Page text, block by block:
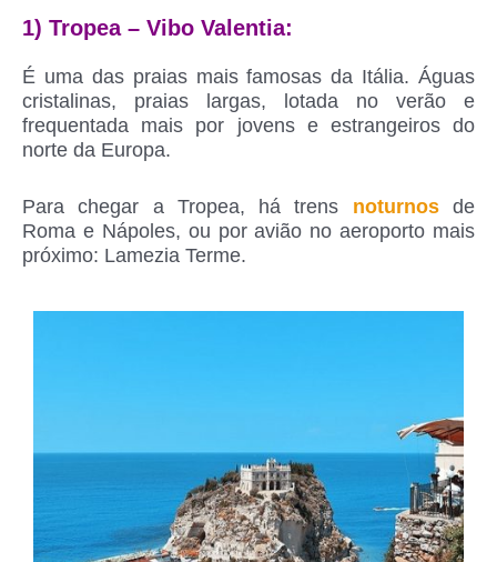
1) Tropea – Vibo Valentia:
É uma das praias mais famosas da Itália. Águas
cristalinas, praias largas, lotada no verão e
frequentada mais por jovens e estrangeiros do
norte da Europa.
Para chegar a Tropea, há trens noturnosde
Roma e Nápoles, ou por avião no aeroporto mais
próximo: Lamezia Terme.